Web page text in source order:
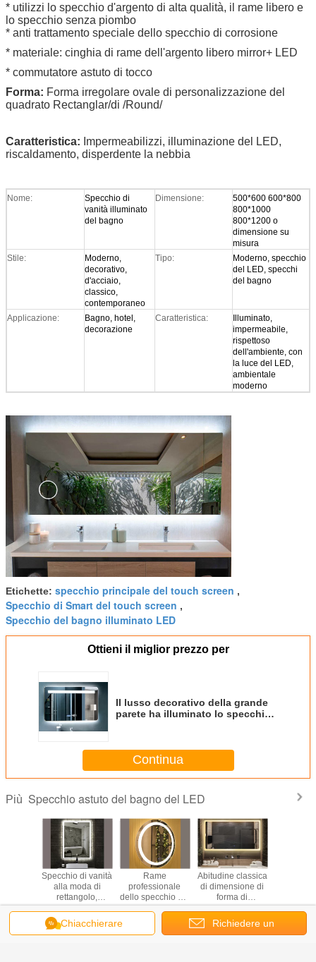
* utilizzi lo specchio d'argento di alta qualità, il rame libero e
lo specchio senza piombo
* anti trattamento speciale dello specchio di corrosione
* materiale: cinghia di rame dell'argento libero mirror+ LED
* commutatore astuto di tocco
Forma: Forma irregolare ovale di personalizzazione del
quadrato Rectanglar/di /Round/
Caratteristica: Impermeabilizzi, illuminazione del LED,
riscaldamento, disperdente la nebbia
Nome:
Specchio di
vanità illuminato
del bagno
Dimensione:
500*600 600*800
800*1000
800*1200 o
dimensione su
misura
Stile:
Moderno,
decorativo,
d'acciaio,
classico,
contemporaneo
Tipo:
Moderno, specchio
del LED, specchi
del bagno
Applicazione:
Bagno, hotel,
decorazione
Caratteristica:
Illuminato,
impermeabile,
rispettoso
dell'ambiente, con
la luce del LED,
ambientale
moderno
Etichette: specchio principale del touch screen ,
Specchio di Smart del touch screen ,
Specchio del bagno illuminato LED
Ottieni il miglior prezzo per
Il lusso decorativo della grande
parete ha illuminato lo specchio
Continua
Più Specchio astuto del bagno del LED
forma
su
Specchio di vanità
alla moda di
rettangolo,
specchi illuminati
della parete per il
bagno
Rame
professionale
dello specchio del
bagno di Smart
LED
libero/dimensione
Abitudine classica
di dimensione di
forma di
rettangolo dello
specchio del
bagno di Smart
Chiacchierare Richiedere un
Cambi la lingua